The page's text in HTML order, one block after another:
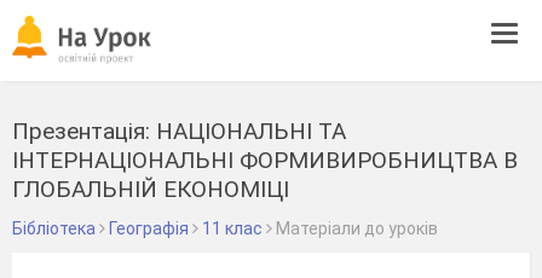
Презентація: НАЦІОНАЛЬНІ ТА
ІНТЕРНАЦІОНАЛЬНІ ФОРМИВИРОБНИЦТВА В
ГЛОБАЛЬНІЙ ЕКОНОМІЦІ
Бібліотека Географія 11 клас Матеріали до уроків